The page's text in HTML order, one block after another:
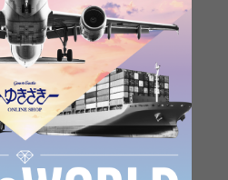
銀行轉帳/貸款價格
¥21,000,000（含稅）
有存貨 二手的 男裝
勞力士